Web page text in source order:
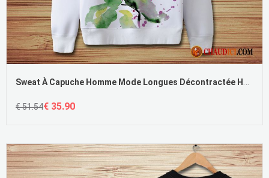
Sweat À Capuche Homme Mode Longues Décontractée Hoodies Fleur Homme France
€ 51.54€ 35.90